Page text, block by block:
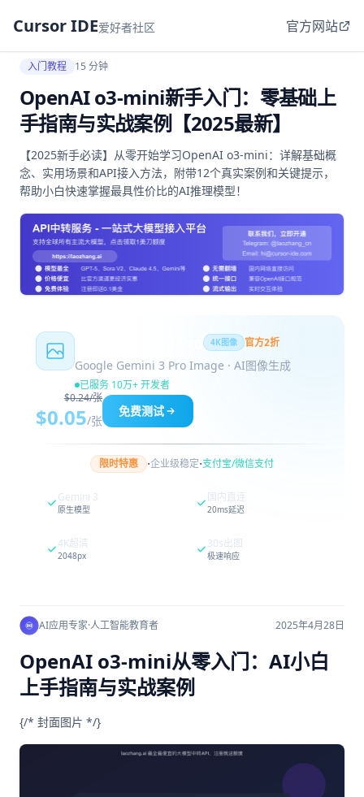
Cursor IDE爱好者社区 官方网站
入门教程 15 分钟
OpenAI o3-mini新手入门：零基础上
手指南与实战案例【2025最新】
【2025新手必读】从零开始学习OpenAI o3-mini：详解基础概
念、实用场景和API接入方法，附带12个真实案例和关键提示，
帮助小白快速掌握最具性价比的AI推理模型！
4K图像 官方2折
Google Gemini 3 Pro Image · AI图像生成
已服务 10万+ 开发者
$0.24/张
$0.05/张
免费测试
限时特惠 ·企业级稳定·支付宝/微信支付
Gemini 3
原生模型
国内直连
20ms延迟
4K超清
2048px
30s出图
极速响应
AI应用专家·人工智能教育者 2025年4月28日
OpenAI o3-mini从零入门：AI小白
上手指南与实战案例
{/* 封面图片 */}